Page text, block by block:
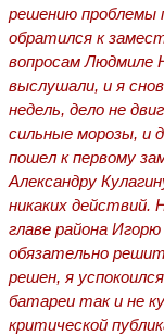
решению проблемы
обратился к
вопросам Людмиле
выслушали, и я
недель, дело не
сильные морозы, и
пошел к первому
Александру
никаких действий.
главе района
обязательно
решен, я
батареи так и не
критической